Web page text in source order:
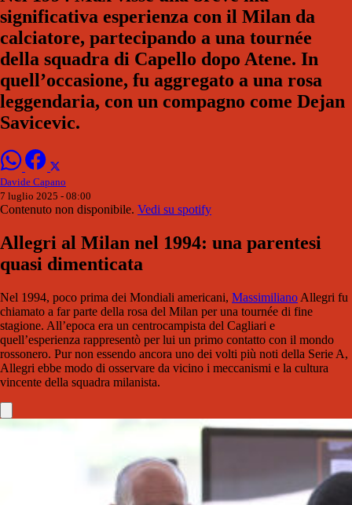
significativa esperienza con il Milan da
calciatore, partecipando a una tournée
della squadra di Capello dopo Atene. In
quell’occasione, fu aggregato a una rosa
leggendaria, con un compagno come Dejan
Savicevic.
Davide Capano
7 luglio 2025 - 08:00
Contenuto non disponibile. Vedi su spotify
Allegri al Milan nel 1994: una parentesi
quasi dimenticata
Nel 1994, poco prima dei Mondiali americani, Massimiliano Allegri fu
chiamato a far parte della rosa del Milan per una tournée di fine
stagione. All’epoca era un centrocampista del Cagliari e
quell’esperienza rappresentò per lui un primo contatto con il mondo
rossonero. Pur non essendo ancora uno dei volti più noti della Serie A,
Allegri ebbe modo di osservare da vicino i meccanismi e la cultura
vincente della squadra milanista.